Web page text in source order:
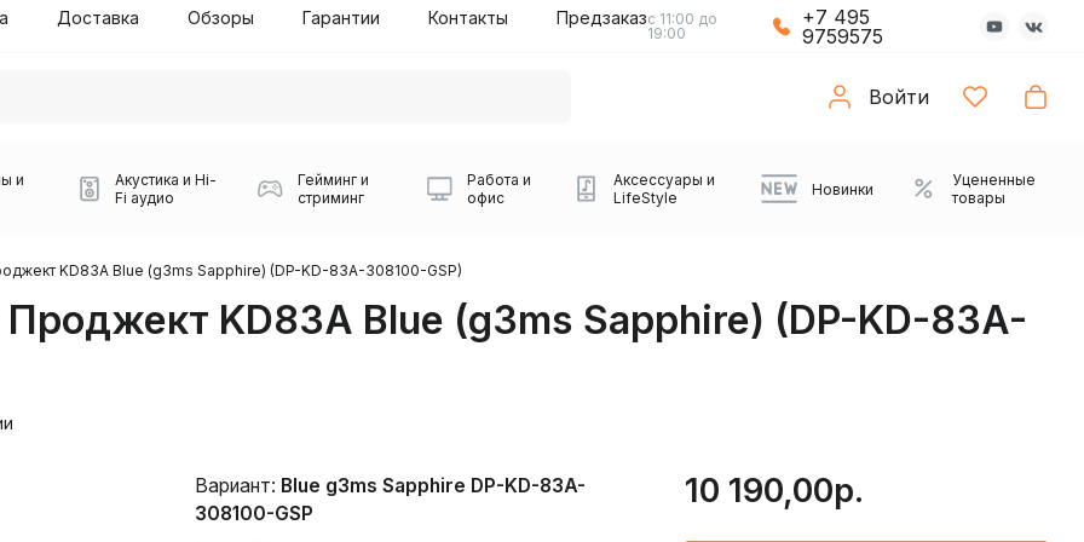
СДЭК
Доставка Обзоры Гарантии Контакты Предзаказс 11:00 до
19:00
+7 495
9759575
Войти
Игровые наушники Беспроводные колонки Плееры Аудиоинтерфейсы
и
Микрофоны BOYA
Виниловые
Звуковые карты
Акустика и Hi-
Fi аудио
Портативные колонки Partybox
Гейминг и
стриминг
Игровые мыши Logitech Компьютерные колонки
Работа и
офис
Наборы периферии Коврики с подсветкой
Аксессуары и
LifeStyle
USB Type-C адаптеры Зарядные устройства
Новинки
Уцененные
товары
KD83A Blue (g3ms Sapphire) (DP-KD-83A-308100-GSP)
KD83A Blue (g3ms Sapphire) (DP-KD-83A-
Вариант: Blue g3ms Sapphire DP-KD-83A-
308100-GSP
10 190,00р.